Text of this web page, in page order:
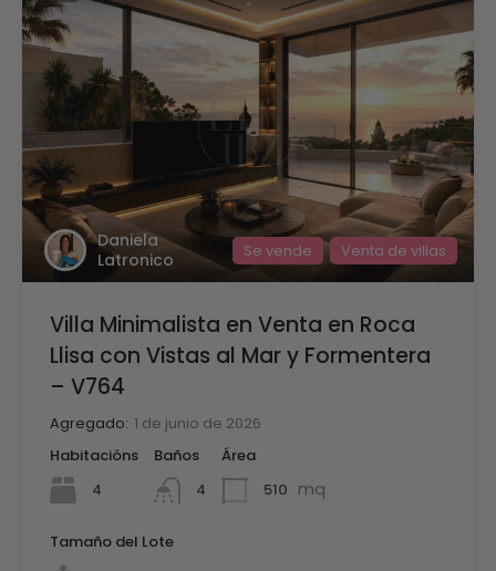
Daniela
Latronico
Se vende Venta de villas
Villa Minimalista en Venta en Roca
Llisa con Vistas al Mar y Formentera
– V764
Agregado: 1 de junio de 2026
Habitacións
4
Baños
4
Área
510 mq
Tamaño del Lote